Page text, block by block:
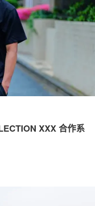
XXX 合作系